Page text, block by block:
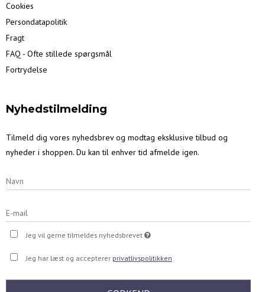
Cookies
Persondatapolitik
Fragt
FAQ - Ofte stillede spørgsmål
Fortrydelse
Nyhedstilmelding
Tilmeld dig vores nyhedsbrev og modtag eksklusive tilbud og
nyheder i shoppen. Du kan til enhver tid afmelde igen.
Jeg vil gerne tilmeldes nyhedsbrevet
Jeg har læst og accepterer privatlivspolitikken